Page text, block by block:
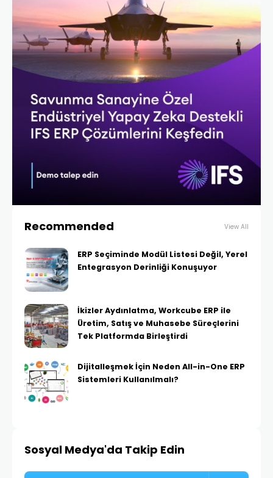
Recommended View All
ERP Seçiminde Modül Listesi Değil, Yerel
Entegrasyon Derinliği Konuşuyor
İkizler Aydınlatma, Workcube ERP ile
Üretim, Satış ve Muhasebe Süreçlerini
Tek Platformda Birleştirdi
Dijitalleşmek İçin Neden All-in-One ERP
Sistemleri Kullanılmalı?
Sosyal Medya'da Takip Edin